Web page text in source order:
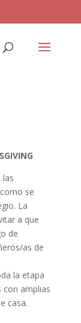
las
se
La
a que
de
as de
la etapa
con amplias
casa.